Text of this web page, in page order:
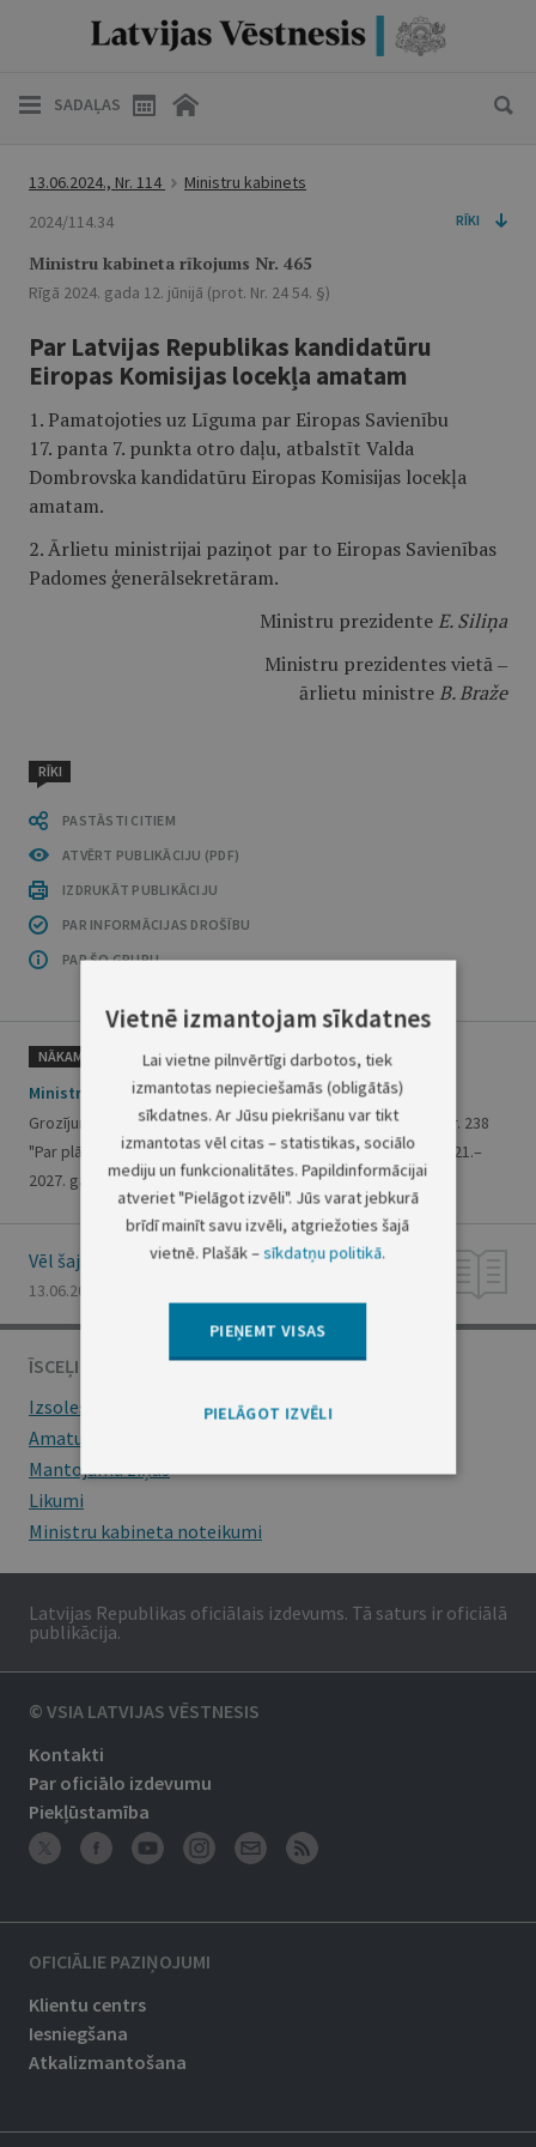
SADAĻAS
13.06.2024., Nr. 114
Ministru kabinets
2024/114.34
RĪKI
Ministru kabineta rīkojums Nr. 465
Rīgā 2024. gada 12. jūnijā (prot. Nr. 24 54. §)
Par Latvijas Republikas kandidatūru
Eiropas Komisijas locekļa amatam
1. Pamatojoties uz Līguma par Eiropas Savienību
17. panta 7. punkta otro daļu, atbalstīt Valda
Dombrovska kandidatūru Eiropas Komisijas locekļa
amatam.
2. Ārlietu ministrijai paziņot par to Eiropas Savienības
Padomes ģenerālsekretāram.
Ministru prezidenteE. Siliņa
Ministru prezidentes vietā ‒
ārlietu ministreB. Braže
RĪKI
PASTĀSTI CITIEM
ATVĒRT PUBLIKĀCIJU (PDF)
IZDRUKĀT PUBLIKĀCIJU
PAR INFORMĀCIJAS DROŠĪBU
PAR ŠO GRUPU
NĀKAMAIS
Ministru kabineta rīkojums Nr. 466
Grozījums Ministru kabineta 2021. gada 12. aprīļa rīkojumā Nr. 238
"Par plānu "Prioritārie rīcības virzieni meliorācijas politikā 2021.–
2027. gadam""
Vēl šajā numurā
13.06.2024., Nr. 114
ĪSCEĻI
Izsoles
Amatu konkursi
Mantojumu ziņas
Likumi
Ministru kabineta noteikumi
Latvijas Republikas oficiālais izdevums. Tā saturs ir oficiālā
publikācija.
© VSIA LATVIJAS VĒSTNESIS
Kontakti
Par oficiālo izdevumu
Piekļūstamība
OFICIĀLIE PAZIŅOJUMI
Klientu centrs
Iesniegšana
Atkalizmantošana
Vietnē izmantojam sīkdatnes
Lai vietne pilnvērtīgi darbotos, tiek
izmantotas nepieciešamās (obligātās)
sīkdatnes. Ar Jūsu piekrišanu var tikt
izmantotas vēl citas – statistikas, sociālo
mediju un funkcionalitātes. Papildinformācijai
atveriet "Pielāgot izvēli". Jūs varat jebkurā
brīdī mainīt savu izvēli, atgriežoties šajā
vietnē. Plašāk –sīkdatņu politikā.
PIEŅEMT VISAS
PIELĀGOT IZVĒLI